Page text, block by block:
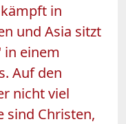
in
und Asia sitzt
einem
Auf den
nicht viel
sind Christen,